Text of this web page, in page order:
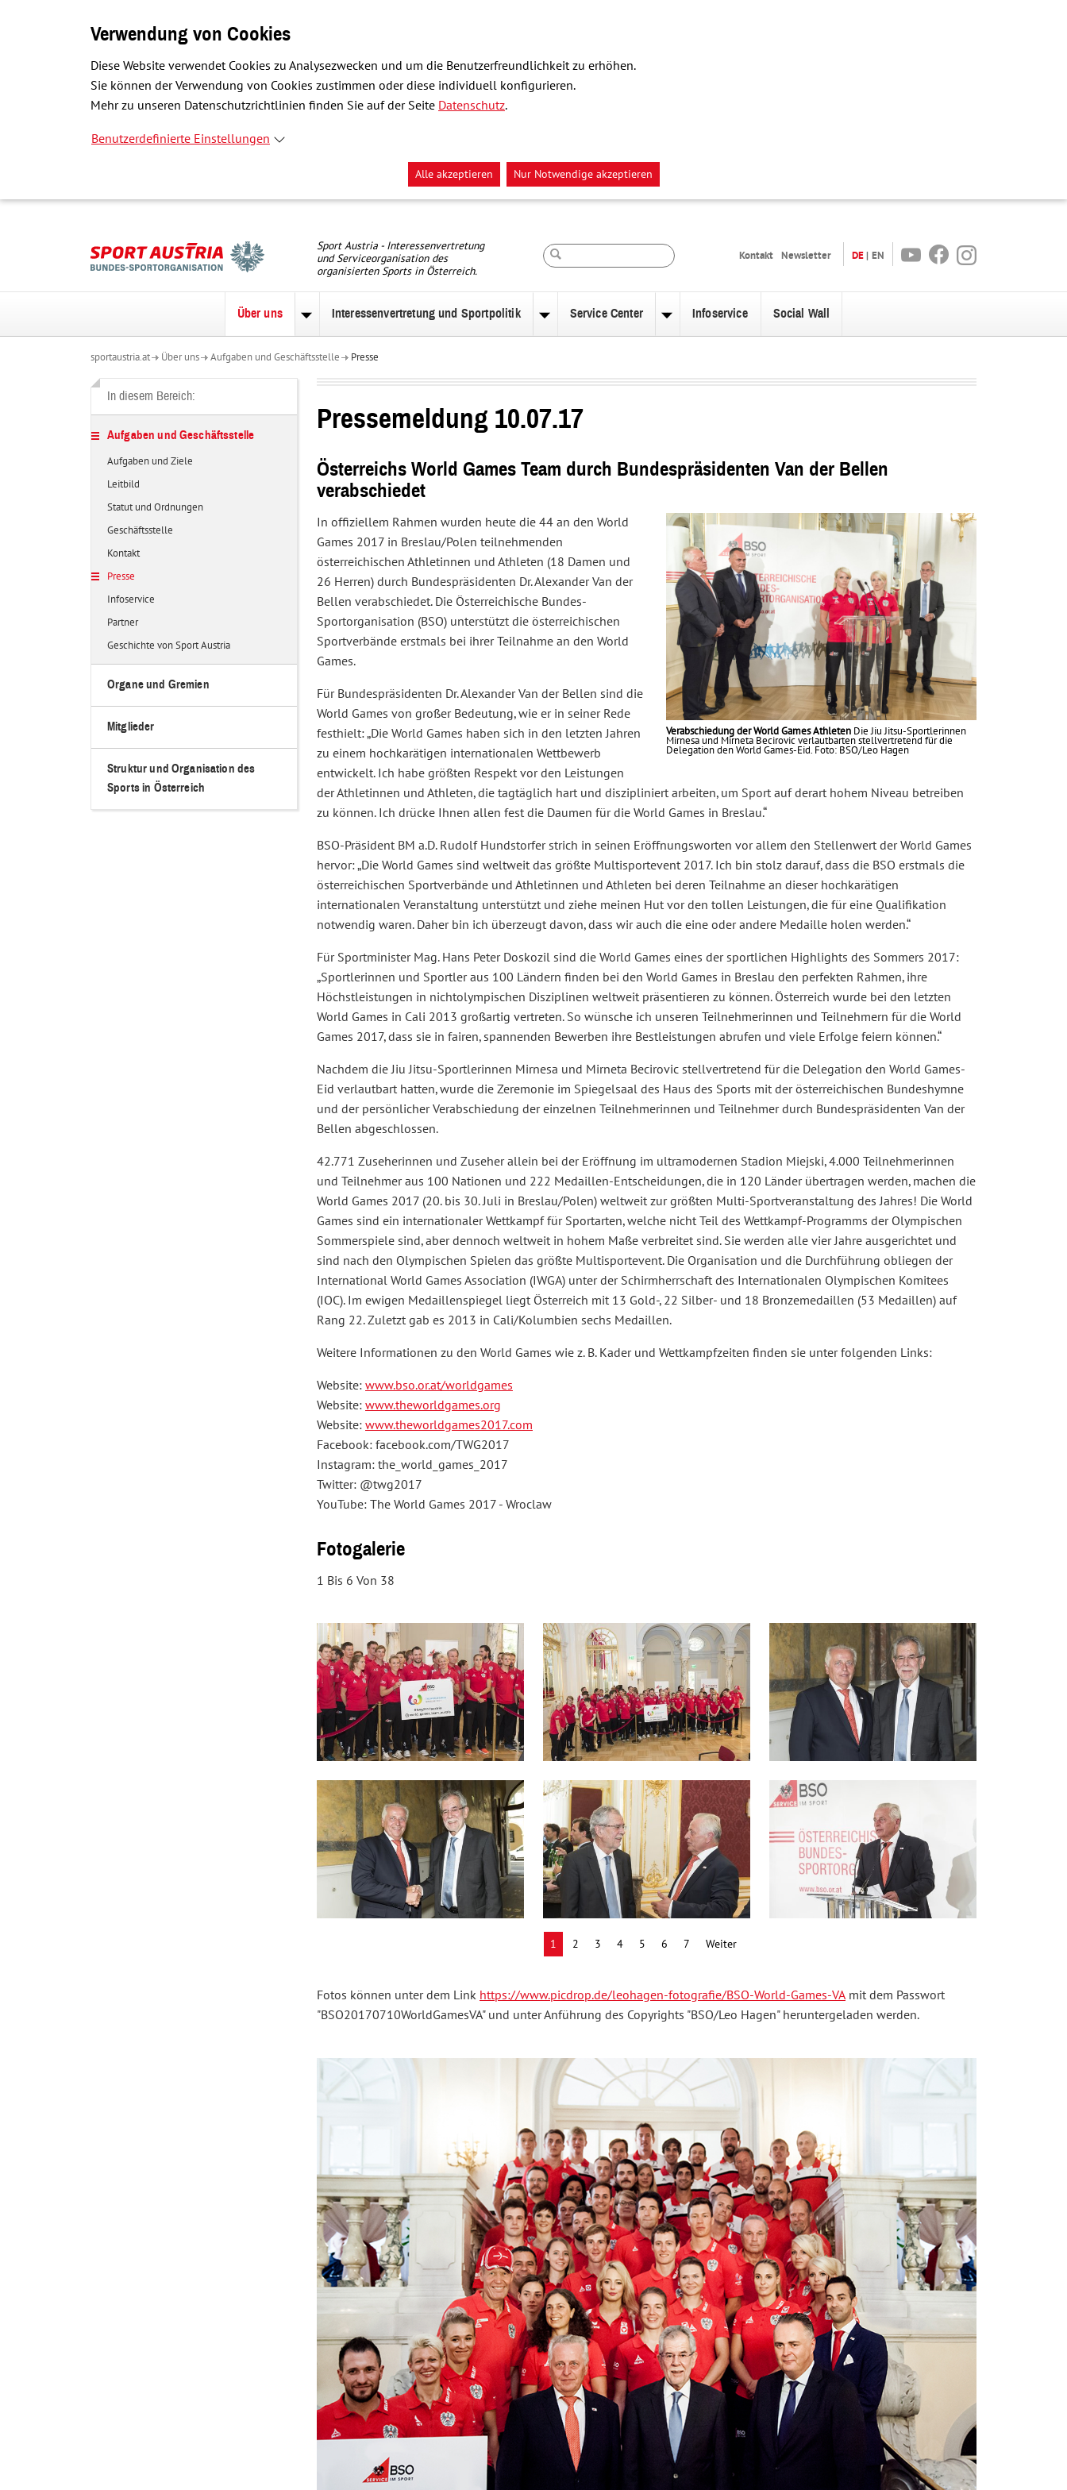
Verwendung von Cookies
Diese Website verwendet Cookies zu Analysezwecken und um die Benutzerfreundlichkeit zu erhöhen.
Sie können der Verwendung von Cookies zustimmen oder diese individuell konfigurieren.
Mehr zu unseren Datenschutzrichtlinien finden Sie auf der Seite Datenschutz.
Benutzerdefinierte Einstellungen
Alle akzeptieren Nur Notwendige akzeptieren
Sport Austria - Interessenvertretung
und Serviceorganisation des
organisierten Sports in Österreich.
Kontakt Newsletter DE EN YoutubeFacebookInstagram
Über uns
Über
Interessenvertretung und Sportpolitik Service Center Infoservice Social Wall
sportaustria.at Über uns Aufgaben und Geschäftsstelle Presse
In diesem Bereich:
Aufgaben und Geschäftsstelle
Aufgaben und Ziele
Leitbild
Statut und Ordnungen
Geschäftsstelle
Kontakt
Presse
Infoservice
Partner
Geschichte von Sport Austria
Organe und Gremien
Mitglieder
Struktur und Organisation des
Sports in Österreich
Pressemeldung 10.07.17
Österreichs World Games Team durch Bundespräsidenten Van der Bellen
verabschiedet
Verabschiedung der World Games Athleten Die Jiu Jitsu-Sportlerinnen
Mirnesa und Mirneta Becirovic verlautbarten stellvertretend für die
Delegation den World Games-Eid. Foto: BSO/Leo Hagen
In offiziellem Rahmen wurden heute die 44 an den World
Games 2017 in Breslau/Polen teilnehmenden
österreichischen Athletinnen und Athleten (18 Damen und
26 Herren) durch Bundespräsidenten Dr. Alexander Van der
Bellen verabschiedet. Die Österreichische Bundes-
Sportorganisation (BSO) unterstützt die österreichischen
Sportverbände erstmals bei ihrer Teilnahme an den World
Games.
Für Bundespräsidenten Dr. Alexander Van der Bellen sind die
World Games von großer Bedeutung, wie er in seiner Rede
festhielt: Die World Games haben sich in den letzten Jahren
zu einem hochkarätigen internationalen Wettbewerb
entwickelt. Ich habe größten Respekt vor den Leistungen
der Athletinnen und Athleten, die tagtäglich hart und diszipliniert arbeiten, um Sport auf derart hohem Niveau betreiben
zu können. Ich drücke Ihnen allen fest die Daumen für die World Games in Breslau.
BSO-Präsident BM a.D. Rudolf Hundstorfer strich in seinen Eröffnungsworten vor allem den Stellenwert der World Games
hervor: Die World Games sind weltweit das größte Multisportevent 2017. Ich bin stolz darauf, dass die BSO erstmals die
österreichischen Sportverbände und Athletinnen und Athleten bei deren Teilnahme an dieser hochkarätigen
internationalen Veranstaltung unterstützt und ziehe meinen Hut vor den tollen Leistungen, die für eine Qualifikation
notwendig waren. Daher bin ich überzeugt davon, dass wir auch die eine oder andere Medaille holen werden.
Für Sportminister Mag. Hans Peter Doskozil sind die World Games eines der sportlichen Highlights des Sommers 2017:
Sportlerinnen und Sportler aus 100 Ländern finden bei den World Games in Breslau den perfekten Rahmen, ihre
Höchstleistungen in nichtolympischen Disziplinen weltweit präsentieren zu können. Österreich wurde bei den letzten
World Games in Cali 2013 großartig vertreten. So wünsche ich unseren Teilnehmerinnen und Teilnehmern für die World
Games 2017, dass sie in fairen, spannenden Bewerben ihre Bestleistungen abrufen und viele Erfolge feiern können.
Nachdem die Jiu Jitsu-Sportlerinnen Mirnesa und Mirneta Becirovic stellvertretend für die Delegation den World Games-
Eid verlautbart hatten, wurde die Zeremonie im Spiegelsaal des Haus des Sports mit der österreichischen Bundeshymne
und der persönlicher Verabschiedung der einzelnen Teilnehmerinnen und Teilnehmer durch Bundespräsidenten Van der
Bellen abgeschlossen.
42.771 Zuseherinnen und Zuseher allein bei der Eröffnung im ultramodernen Stadion Miejski, 4.000 Teilnehmerinnen
und Teilnehmer aus 100 Nationen und 222 Medaillen-Entscheidungen, die in 120 Länder übertragen werden, machen die
World Games 2017 (20. bis 30. Juli in Breslau/Polen) weltweit zur größten Multi-Sportveranstaltung des Jahres! Die World
Games sind ein internationaler Wettkampf für Sportarten, welche nicht Teil des Wettkampf-Programms der Olympischen
Sommerspiele sind, aber dennoch weltweit in hohem Maße verbreitet sind. Sie werden alle vier Jahre ausgerichtet und
sind nach den Olympischen Spielen das größte Multisportevent. Die Organisation und die Durchführung obliegen der
International World Games Association (IWGA) unter der Schirmherrschaft des Internationalen Olympischen Komitees
(IOC). Im ewigen Medaillenspiegel liegt Österreich mit 13 Gold-, 22 Silber- und 18 Bronzemedaillen (53 Medaillen) auf
Rang 22. Zuletzt gab es 2013 in Cali/Kolumbien sechs Medaillen.
Weitere Informationen zu den World Games wie z. B. Kader und Wettkampfzeiten finden sie unter folgenden Links:
Website: www.bso.or.at/worldgames
Website: www.theworldgames.org
Website: www.theworldgames2017.com
Facebook: facebook.com/TWG2017
Instagram: the_world_games_2017
Twitter: @twg2017
YouTube: The World Games 2017 - Wroclaw
Fotogalerie
1 Bis 6 Von 38
1 2 3 4 5 6 7 Weiter
Fotos können unter dem Link https://www.picdrop.de/leohagen-fotografie/BSO-World-Games-VA mit dem Passwort
"BSO20170710WorldGamesVA" und unter Anführung des Copyrights "BSO/Leo Hagen" heruntergeladen werden.